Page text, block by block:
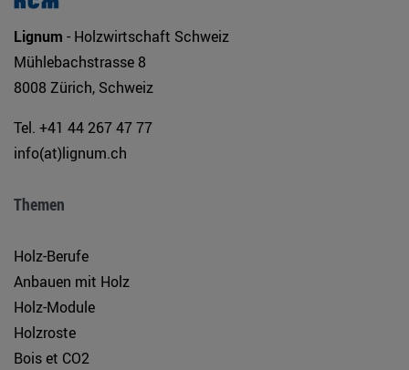
Lignum - Holzwirtschaft Schweiz
Mühlebachstrasse 8
8008 Zürich, Schweiz
Tel. +41 44 267 47 77
info(at)lignum.ch
Themen
Holz-Berufe
Anbauen mit Holz
Holz-Module
Holzroste
Bois et CO2